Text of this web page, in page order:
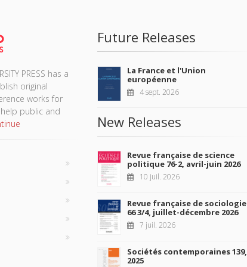
PRESS has a
original
works for
public and
Future Releases
La France et l'Union
européenne
4 sept. 2026
New Releases
Revue française de science
politique 76-2, avril-juin 2026
10 juil. 2026
Revue française de sociologie
66 3/4, juillet-décembre 2026
7 juil. 2026
Sociétés contemporaines 139,
2025